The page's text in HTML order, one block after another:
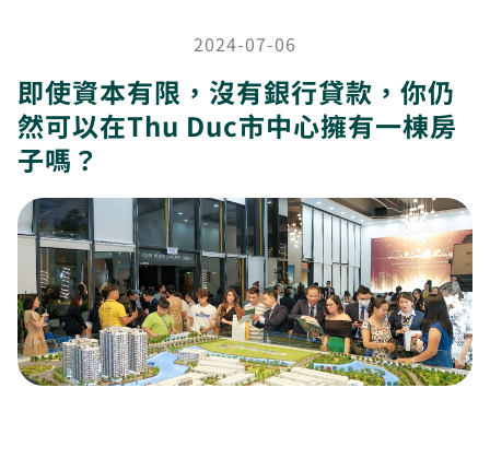
2024-07-06
即使資本有限，沒有銀行貸款，你仍
然可以在Thu Duc市中心擁有一棟房
子嗎？